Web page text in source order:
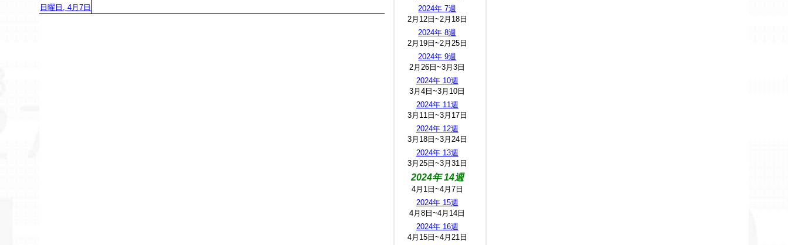
日曜日, 4月7日
2024年 7週
2月12日~2月18日
2024年 8週
2月19日~2月25日
2024年 9週
2月26日~3月3日
2024年 10週
3月4日~3月10日
2024年 11週
3月11日~3月17日
2024年 12週
3月18日~3月24日
2024年 13週
3月25日~3月31日
2024年 14週
4月1日~4月7日
2024年 15週
4月8日~4月14日
2024年 16週
4月15日~4月21日